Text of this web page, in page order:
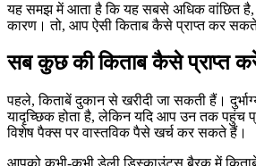
यह समझ में आता है कि यह सबसे अधिक वांछित है,
कारण। तो, आप ऐसी किताब कैसे प्राप्त कर
सब कुछ की किताब कैसे प्राप्त
पहले, किताबें दुकान से खरीदी जा सकती हैं।
यादृच्छिक होता है, लेकिन यदि आप उन तक पहुंच
विशेष पैक्स पर वास्तविक पैसे खर्च कर सकते हैं।